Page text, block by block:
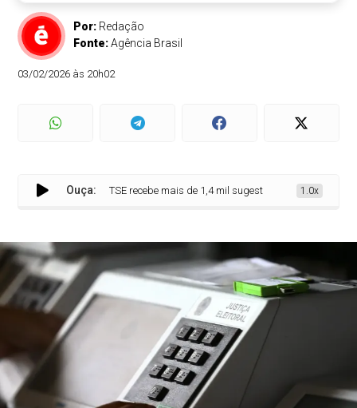
Por: Redação
Fonte:Agência Brasil
03/02/2026 às 20h02
Ouça:TSE recebe mais de 1,4 mil sugestões para regras das
1.0x